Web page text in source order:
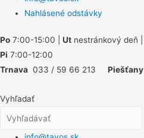
Nahlásené odstávky
Po 7:00-15:00 | Ut nestránkový deň |
Pi 7:00-12:00
Trnava 033 / 59 66 213 Piešťany
Vyhľadať